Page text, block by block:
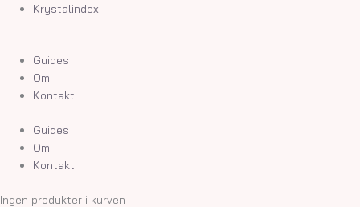
Krystalindex
Guides
Om
Kontakt
Guides
Om
Kontakt
Ingen produkter i kurven